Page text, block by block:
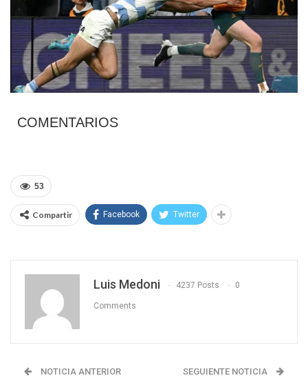
COMENTARIOS
53
Compartir Facebook Twitter
Luis Medoni 4237 Posts 0
Comments
NOTICIA ANTERIOR SEGUIENTE NOTICIA